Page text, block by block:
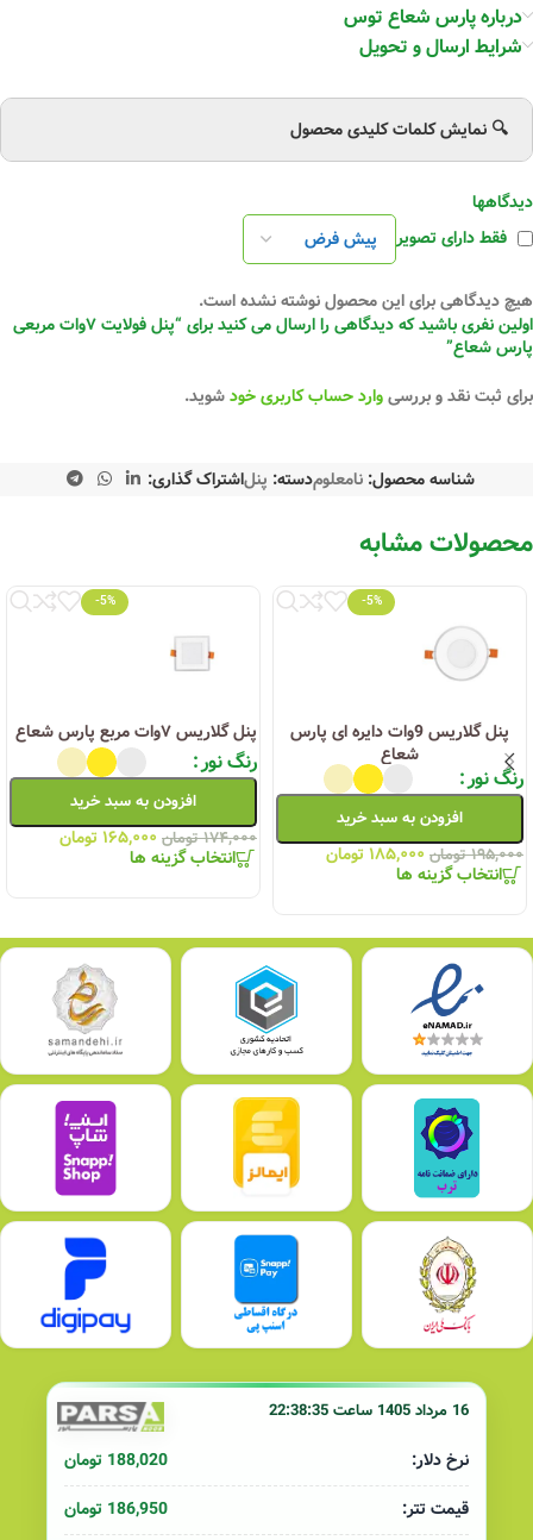
درباره پارس شعاع توس
شرایط ارسال و تحویل
🔍 نمایش کلمات کلیدی محصول
دیدگاهها
فقط دارای تصویر
هیچ دیدگاهی برای این محصول نوشته نشده است.
اولین نفری باشید که دیدگاهی را ارسال می کنید برای “پنل فولایت ۷وات مربعی
پارس شعاع”
برای ثبت نقد و بررسیوارد حساب کاربری خودشوید.
شناسه محصول:نامعلومدسته: پنلاشتراک گذاری:
محصولات مشابه
-5%
پنل گلاریس 9وات دایره ای پارس
شعاع
رنگ نور
افزودن به سبد خرید
۱۹۵,۰۰۰ تومان ۱۸۵,۰۰۰ تومان
انتخاب گزینه ها
-5%
پنل گلاریس ۷وات مربع پارس شعاع
رنگ نور
افزودن به سبد خرید
۱۷۴,۰۰۰ تومان ۱۶۵,۰۰۰ تومان
انتخاب گزینه ها
16 مرداد 1405 ساعت 22:38:35
نرخ دلار:
188,020 تومان
قیمت تتر:
186,950 تومان